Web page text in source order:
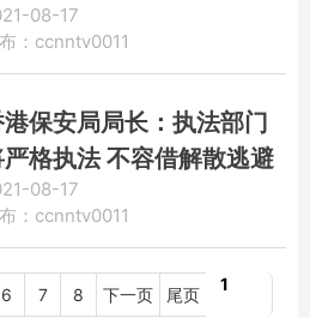
“祸根”
08-17
：ccnntv0011
保安局局长：执法部门
格执法 不容借解散逃避
责08-17
：ccnntv0011
1
6 7 8 下一页 尾页